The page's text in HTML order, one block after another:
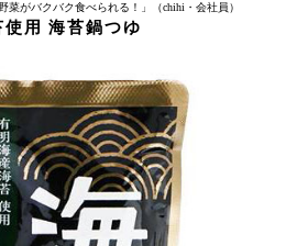
菜がバクバク食べられる！」（chihi・会社員）
用 海苔鍋つゆ